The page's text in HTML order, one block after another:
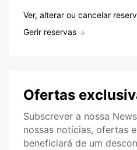
Ver, alterar ou cancelar
Gerir reservas
Ofertas
Subscrever a nossa
nossas notícias, ofertas
beneficiará de um